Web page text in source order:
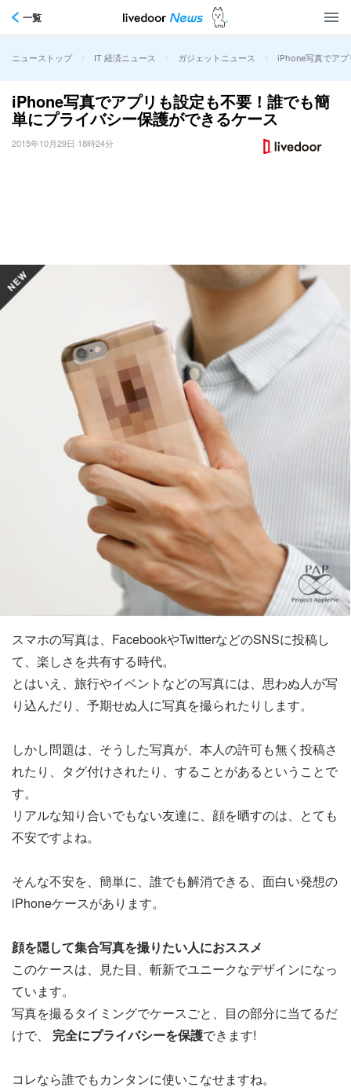
一覧
ニューストップ > IT 経済ニュース > ガジェットニュース > iPhone写真でアプ
iPhone写真でアプリも設定も不要！誰でも簡
単にプライバシー保護ができるケース
2015年10月29日 18時24分
スマホの写真は、FacebookやTwitterなどのSNSに投稿し
て、楽しさを共有する時代。
とはいえ、旅行やイベントなどの写真には、思わぬ人が写
り込んだり、予期せぬ人に写真を撮られたりします。
しかし問題は、そうした写真が、本人の許可も無く投稿さ
れたり、タグ付けされたり、することがあるということで
す。
リアルな知り合いでもない友達に、顔を晒すのは、とても
不安ですよね。
そんな不安を、簡単に、誰でも解消できる、面白い発想の
iPhoneケースがあります。
顔を隠して集合写真を撮りたい人におススメ
このケースは、見た目、斬新でユニークなデザインになっ
ています。
写真を撮るタイミングでケースごと、目の部分に当てるだ
けで、 完全にプライバシーを保護できます!
コレなら誰でもカンタンに使いこなせますね。